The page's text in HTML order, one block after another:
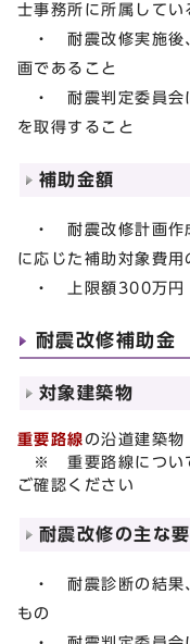
士事務所に所属してい
・ 耐震改修実施後
画であること
・ 耐震判定委員会
を取得すること
補助金額
・ 耐震改修計画作
に応じた補助対象費用
・ 上限額300万円
耐震改修補助金
対象建築物
重要路線 の沿道建築物
※ 重要路線について
ご確認ください
耐震改修の主な
・ 耐震診断の結果
もの